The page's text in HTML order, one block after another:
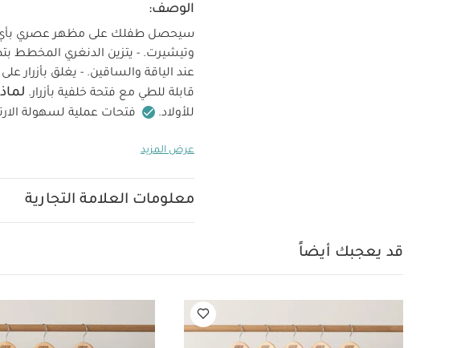
الوصف:
سيحصل طفلك على مظهر عصري بأي
وتيشيرت. - يتزين الدنغري المخطط
عند الياقة والساقين. - يغلق بأزرار
قابلة للطي مع فتحة خلفية بأزرار.
للأولاد.
فتحات عملية لسهولة
وتيشيرت. - يتزين الدنغري المخطط
للطي مع فتحة خلفية بأزرار.
الخامة:
عرض المزيد
معلومات العلامة التجارية
قد يعجبك أيضاً